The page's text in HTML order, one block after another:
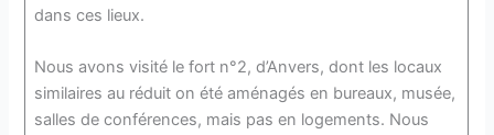
dans ces lieux.
Nous avons visité le fort n°2, d’Anvers, dont les locaux
similaires au réduit on été aménagés en bureaux, musée,
salles de conférences, mais pas en logements. Nous